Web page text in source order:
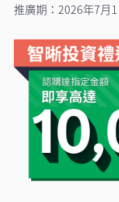
推廣期：2026年7月